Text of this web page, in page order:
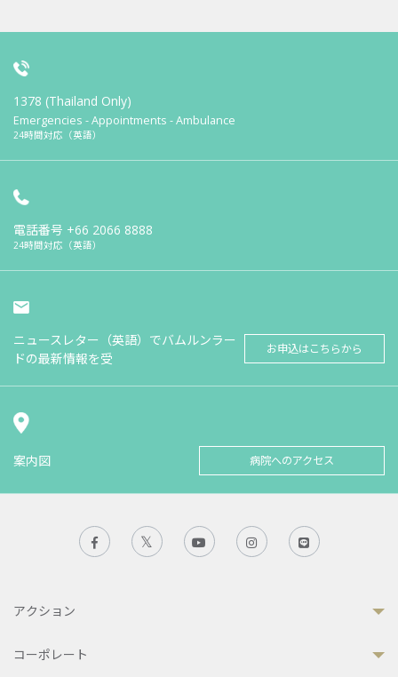
1378 (Thailand Only)
Emergencies - Appointments - Ambulance
24時間対応（英語）
電話番号 +66 2066 8888
24時間対応（英語）
ニュースレター（英語）でバムルンラー
ドの最新情報を受
お申込はこちらから
案内図 病院へのアクセス
アクション
コーポレート